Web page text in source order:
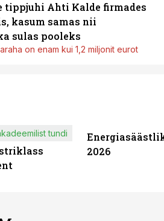
tippjuhi Ahti Kalde firmades
kasum samas nii
sulas pooleks
on enam kui 1,2 miljonit eurot
tundi
2026